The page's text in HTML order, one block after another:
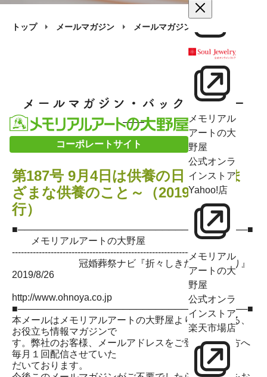
コーポレートサイト
メモリアル
アートの大
野屋
公式オンラ
インストア
Yahoo!店
メモリアル
アートの大
野屋
公式オンラ
インストア
楽天市場店
トップ メールマガジン メールマガジン・バックナンバー
第187号 9月4日は供養の日 ～さま
ざまな供養のこと～（2019/8/26発
行）
■───────────────────────────────────■
メモリアルアートの大野屋
--------------------------------------------------------------------------
冠婚葬祭ナビ『折々しきたり想いやり』
2019/8/26
http://www.ohnoya.co.jp
■───────────────────────────────────■
本メールはメモリアルアートの大野屋よりお送りする、
お役立ち情報マガジンで
す。弊社のお客様、メールアドレスをご登録頂いた方へ
毎月１回配信させていた
だいております。